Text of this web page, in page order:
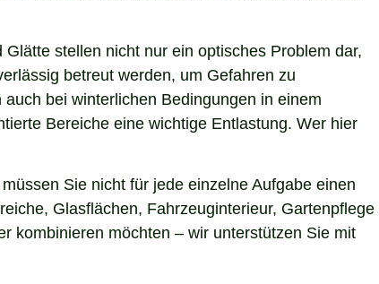
stellen nicht nur ein optisches Problem dar,
betreut werden, um Gefahren zu
bei winterlichen Bedingungen in einem
Bereiche eine wichtige Entlastung. Wer hier
Sie nicht für jede einzelne Aufgabe einen
Glasflächen, Fahrzeuginterieur, Gartenpflege
kombinieren möchten – wir unterstützen Sie mit